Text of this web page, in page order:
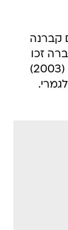
קברנה
זכו
יינות ה"סינגל וייניארד" (כרם יחידני) האלה (2003)